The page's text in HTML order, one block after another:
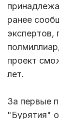
ранее
экспертов,
проект
лет.
За первые
"Бурятия"